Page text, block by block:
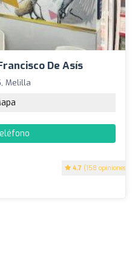
De Asís
4.7 (158 opiniones)
Melilla